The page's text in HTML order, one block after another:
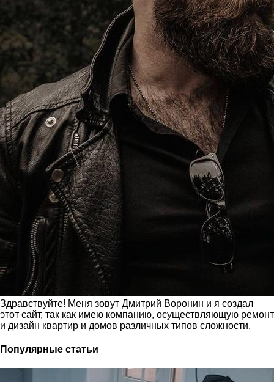
Здравствуйте! Меня зовут Дмитрий Воронин и я создал
этот сайт, так как имею компанию, осуществляющую ремонт
и дизайн квартир и домов различных типов сложности.
Популярные статьи